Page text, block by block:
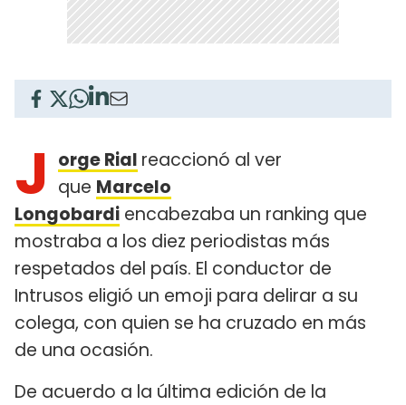
J orge Rial reaccionó al ver
que Marcelo
Longobardi encabezaba un ranking que
mostraba a los diez periodistas más
respetados del país. El conductor de
Intrusos eligió un emoji para delirar a su
colega, con quien se ha cruzado en más
de una ocasión.
De acuerdo a la última edición de la